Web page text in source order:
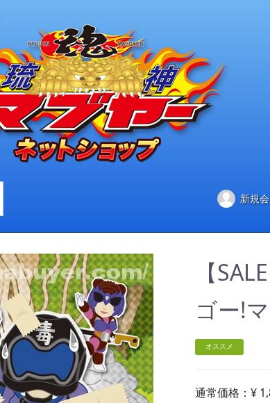
新規
【
ゴー!
オススメ
通常価格： ¥